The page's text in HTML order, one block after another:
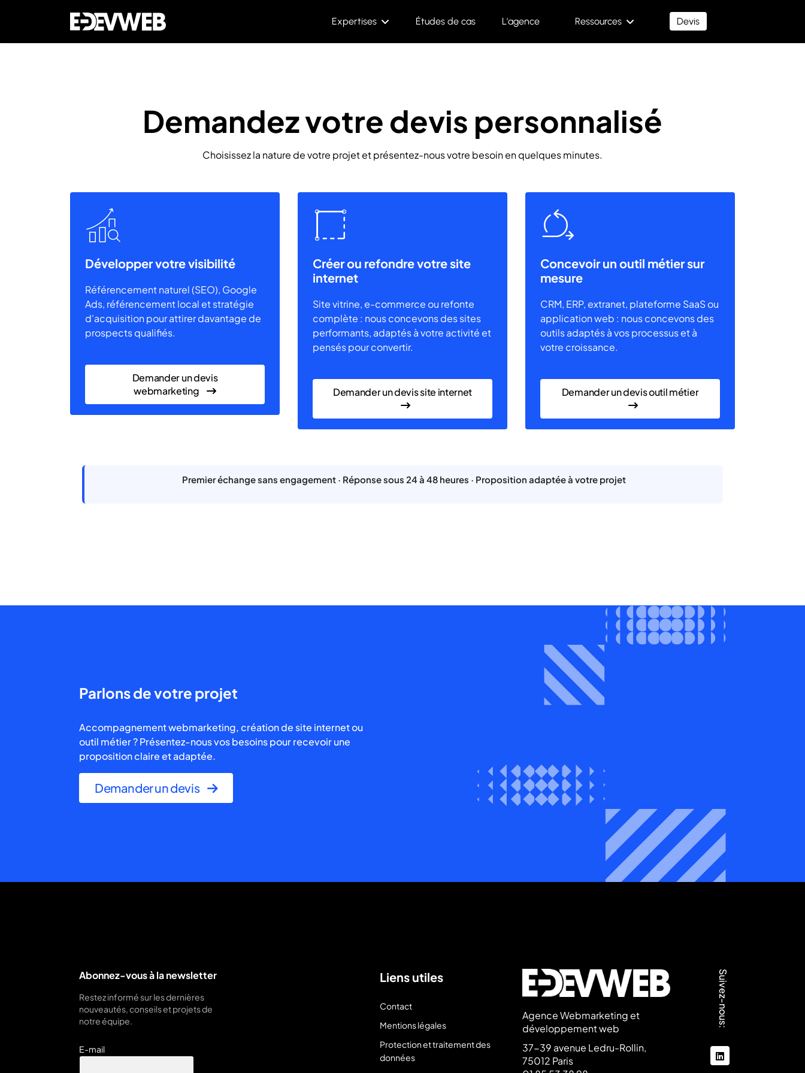
Expertises Études de cas L'agence Ressources Devis
Demandez votre devis personnalisé
Choisissez la nature de votre projet et présentez-nous votre besoin en quelques minutes.
Développer votre visibilité
Référencement naturel (SEO), Google
Ads, référencement local et stratégie
d'acquisition pour attirer davantage de
prospects qualifiés.
Demander un devis
webmarketing
Créer ou refondre votre site
internet
Site vitrine, e-commerce ou refonte
complète : nous concevons des sites
performants, adaptés à votre activité et
pensés pour convertir.
Demander un devis site internet
Concevoir un outil métier sur
mesure
CRM, ERP, extranet, plateforme SaaS ou
application web : nous concevons des
outils adaptés à vos processus et à
votre croissance.
Demander un devis outil métier
Premier échange sans engagement · Réponse sous 24 à 48 heures · Proposition adaptée à votre projet
Parlons de votre projet
Accompagnement webmarketing, création de site internet ou
outil métier ? Présentez-nous vos besoins pour recevoir une
proposition claire et adaptée.
Demander un devis
Abonnez-vous à la newsletter
Restez informé sur les dernières
nouveautés, conseils et projets de
notre équipe.
E-mail
Liens utiles
Contact
Mentions légales
Protection et traitement des
données
Agence Webmarketing et
développement web
37-39 avenue Ledru-Rollin,
75012 Paris
Suivez-nous:
linkedin